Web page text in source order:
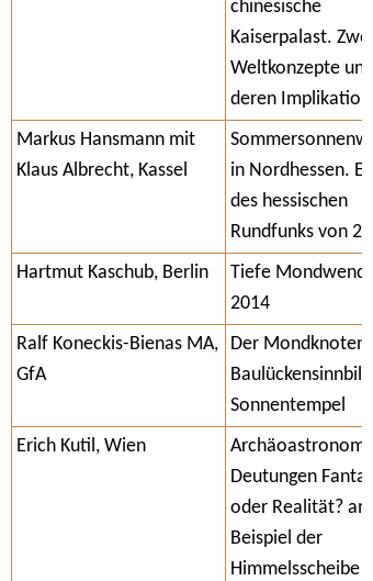
chinesische
Kaiserpalast. Zwei
Weltkonzepte und
deren
Markus Hansmann mit
Klaus Albrecht, Kassel
in Nordhessen.
des hessischen
Rundfunks von
Hartmut Kaschub, Berlin
Tiefe
2014
Ralf Koneckis-Bienas MA,
GfA
Der Mondknoten
Baulückensinnbild
Sonnentempel
Erich Kutil, Wien
Deutungen
oder Realität? am
Beispiel der
Himmelsscheibe